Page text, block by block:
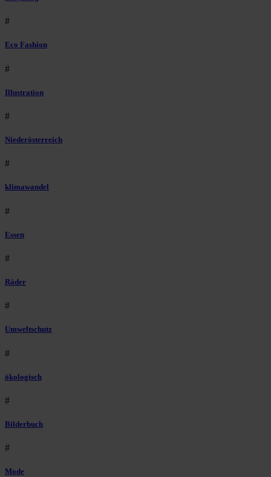
#
Eco Fashion
#
Illustration
#
Niederösterreich
#
klimawandel
#
Essen
#
Räder
#
Umweltschutz
#
ökologisch
#
Bilderbuch
#
Mode